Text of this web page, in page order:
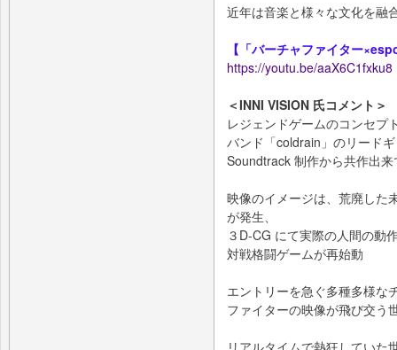
近年は音楽と様々な文化を融
【「バーチャファイター
https://youtu.be/aaX6C1fxku8
＜INNI VISION 氏コメント＞
レジェンドゲームのコンセプ
バンド「coldrain」のリード
Soundtrack 制作から共作出
映像のイメージは、荒廃した
が発生、
３D-CG にて実際の人間の動
対戦格闘ゲームが再始動
エントリーを急ぐ多種多様な
ファイターの映像が飛び交う
リアルタイムで熱狂していた